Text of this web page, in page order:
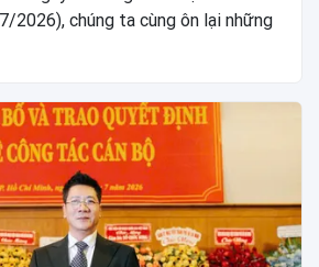
chúng ta cùng ôn lại những